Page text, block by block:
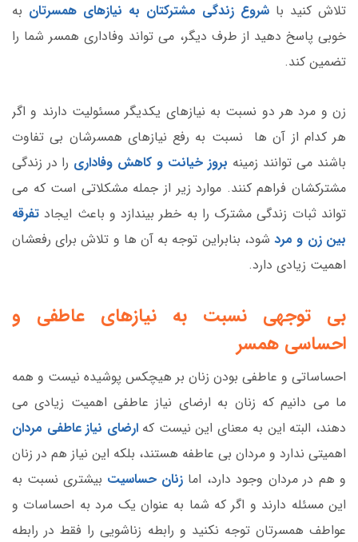
تلاش کنید با شروع زندگی مشترکتان به نیازهای همسرتان به
خوبی پاسخ دهید از طرف دیگر، می تواند وفاداری همسر شما را
تضمین کند.
زن و مرد هر دو نسبت به نیازهای یکدیگر مسئولیت دارند و اگر
هر کدام از آن ها نسبت به رفع نیازهای همسرشان بی تفاوت
باشند می توانند زمینه بروز خیانت و کاهش وفاداری را در زندگی
مشترکشان فراهم کنند. موارد زیر از جمله مشکلاتی است که می
تواند ثبات زندگی مشترک را به خطر بیندازد و باعث ایجاد تفرقه
بین زن و مرد شود، بنابراین توجه به آن ها و تلاش برای رفعشان
اهمیت زیادی دارد.
بی توجهی نسبت به نیازهای عاطفی و
احساسی همسر
احساساتی و عاطفی بودن زنان بر هیچکس پوشیده نیست و همه
ما می دانیم که زنان به ارضای نیاز عاطفی اهمیت زیادی می
دهند، البته این به معنای این نیست که ارضای نیاز عاطفی مردان
اهمیتی ندارد و مردان بی عاطفه هستند، بلکه این نیاز هم در زنان
و هم در مردان وجود دارد، اما زنان حساسیت بیشتری نسبت به
این مسئله دارند و اگر که شما به عنوان یک مرد به احساسات و
عواطف همسرتان توجه نکنید و رابطه زناشویی را فقط در رابطه